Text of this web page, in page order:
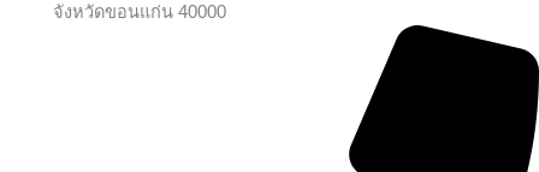
จังหวัดขอนแก่น 40000